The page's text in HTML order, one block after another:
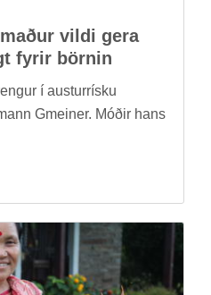
vildi gera
fyr­ir börn­in
í aust­ur­rísku
Gmeiner. Móð­ir hans